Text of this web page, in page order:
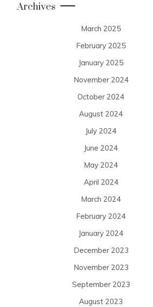
Archives
March 2025
February 2025
January 2025
November 2024
October 2024
August 2024
July 2024
June 2024
May 2024
April 2024
March 2024
February 2024
January 2024
December 2023
November 2023
September 2023
August 2023